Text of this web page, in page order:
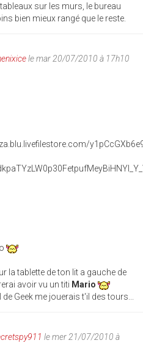
sur les murs, le bureau
bien mieux rangé que le reste.
le mar 20/07/2010 à 17h10
la tablette de ton lit a gauche de
avoir vu un titi Mario
Geek me jouerais t'il des tours...
le mer 21/07/2010 à